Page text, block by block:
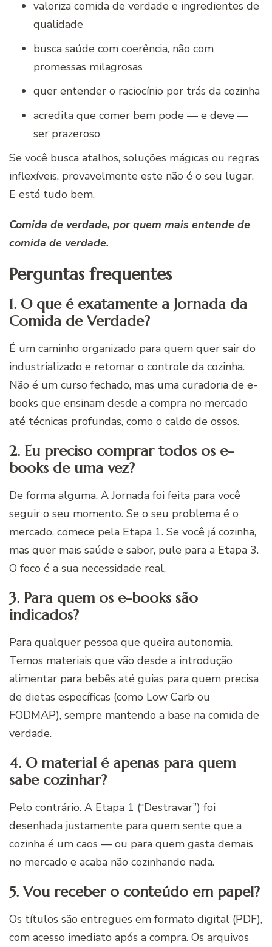
valoriza comida de verdade e ingredientes de
qualidade
busca saúde com coerência, não com
promessas milagrosas
quer entender o raciocínio por trás da cozinha
acredita que comer bem pode — e deve —
ser prazeroso
Se você busca atalhos, soluções mágicas ou regras
inflexíveis, provavelmente este não é o seu lugar.
E está tudo bem.
Comida de verdade, por quem mais entende de
comida de verdade.
Perguntas frequentes
1. O que é exatamente a Jornada da
Comida de Verdade?
É um caminho organizado para quem quer sair do
industrializado e retomar o controle da cozinha.
Não é um curso fechado, mas uma curadoria de e-
books que ensinam desde a compra no mercado
até técnicas profundas, como o caldo de ossos.
2. Eu preciso comprar todos os e-
books de uma vez?
De forma alguma. A Jornada foi feita para você
seguir o seu momento. Se o seu problema é o
mercado, comece pela Etapa 1. Se você já cozinha,
mas quer mais saúde e sabor, pule para a Etapa 3.
O foco é a sua necessidade real.
3. Para quem os e-books são
indicados?
Para qualquer pessoa que queira autonomia.
Temos materiais que vão desde a introdução
alimentar para bebês até guias para quem precisa
de dietas específicas (como Low Carb ou
FODMAP), sempre mantendo a base na comida de
verdade.
4. O material é apenas para quem
sabe cozinhar?
Pelo contrário. A Etapa 1 (“Destravar”) foi
desenhada justamente para quem sente que a
cozinha é um caos — ou para quem gasta demais
no mercado e acaba não cozinhando nada.
5. Vou receber o conteúdo em papel?
Os títulos são entregues em formato digital (PDF),
com acesso imediato após a compra. Os arquivos